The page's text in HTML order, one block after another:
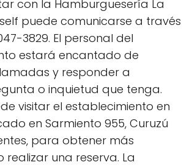
con la Hamburguesería La
puede comunicarse a través
3829. El personal del
estará encantado de
y responder a
o inquietud que tenga.
visitar el establecimiento en
en Sarmiento 955, Curuzú
para obtener más
realizar una reserva. La